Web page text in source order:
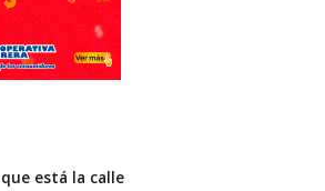
está la calle